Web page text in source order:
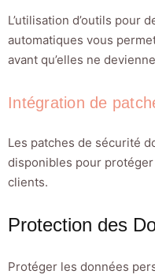
L’utilisation d’outils pour
automatiques vous
avant qu’elles ne
Intégration de
Les patches de sécurité
disponibles pour
clients.
Protection des
Protéger les données